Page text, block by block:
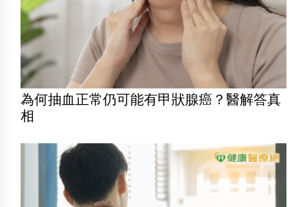
為何抽血正常仍可能有甲狀腺癌？醫解答真
相